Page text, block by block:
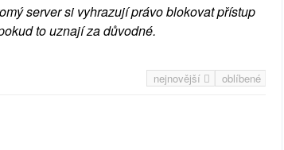
server si vyhrazují právo blokovat přístup
to uznají za důvodné.
nejnovější oblíbené